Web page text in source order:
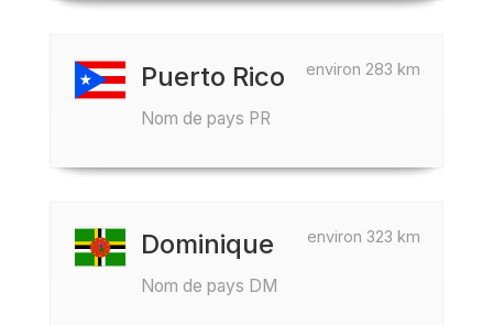
environ 283 km
Puerto Rico
Nom de pays PR
environ 323 km
Dominique
Nom de pays DM